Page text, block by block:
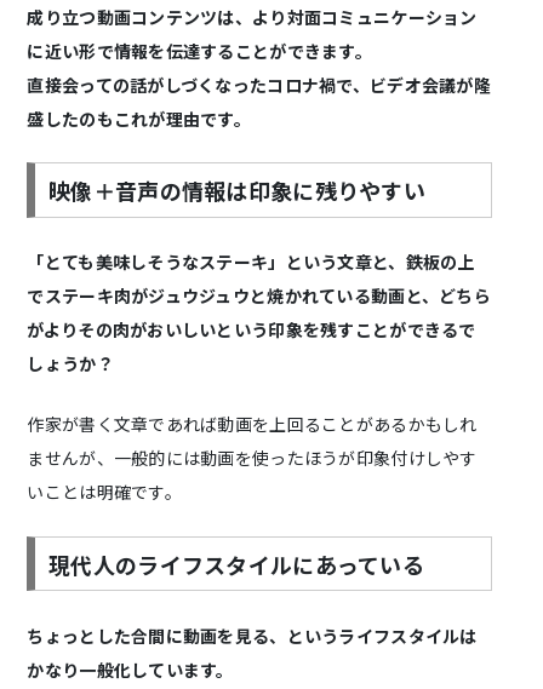
成り立つ動画コンテンツは、より対面コミュニケーション
に近い形で情報を伝達することができます。
直接会っての話がしづくなったコロナ禍で、ビデオ会議が隆
盛したのもこれが理由です。
映像＋音声の情報は印象に残りやすい
「とても美味しそうなステーキ」という文章と、鉄板の上
でステーキ肉がジュウジュウと焼かれている動画と、どちら
がよりその肉がおいしいという印象を残すことができるで
しょうか？
作家が書く文章であれば動画を上回ることがあるかもしれ
ませんが、一般的には動画を使ったほうが印象付けしやす
いことは明確です。
現代人のライフスタイルにあっている
ちょっとした合間に動画を見る、というライフスタイルは
かなり一般化しています。